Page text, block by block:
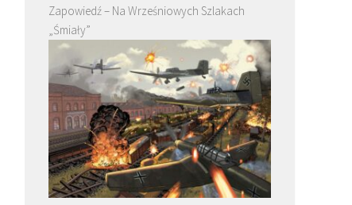
Zapowiedź – Na Wrześniowych Szlakach
„Śmiały”